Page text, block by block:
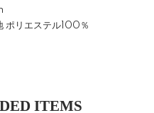
ポリエステル100％
ITEMS